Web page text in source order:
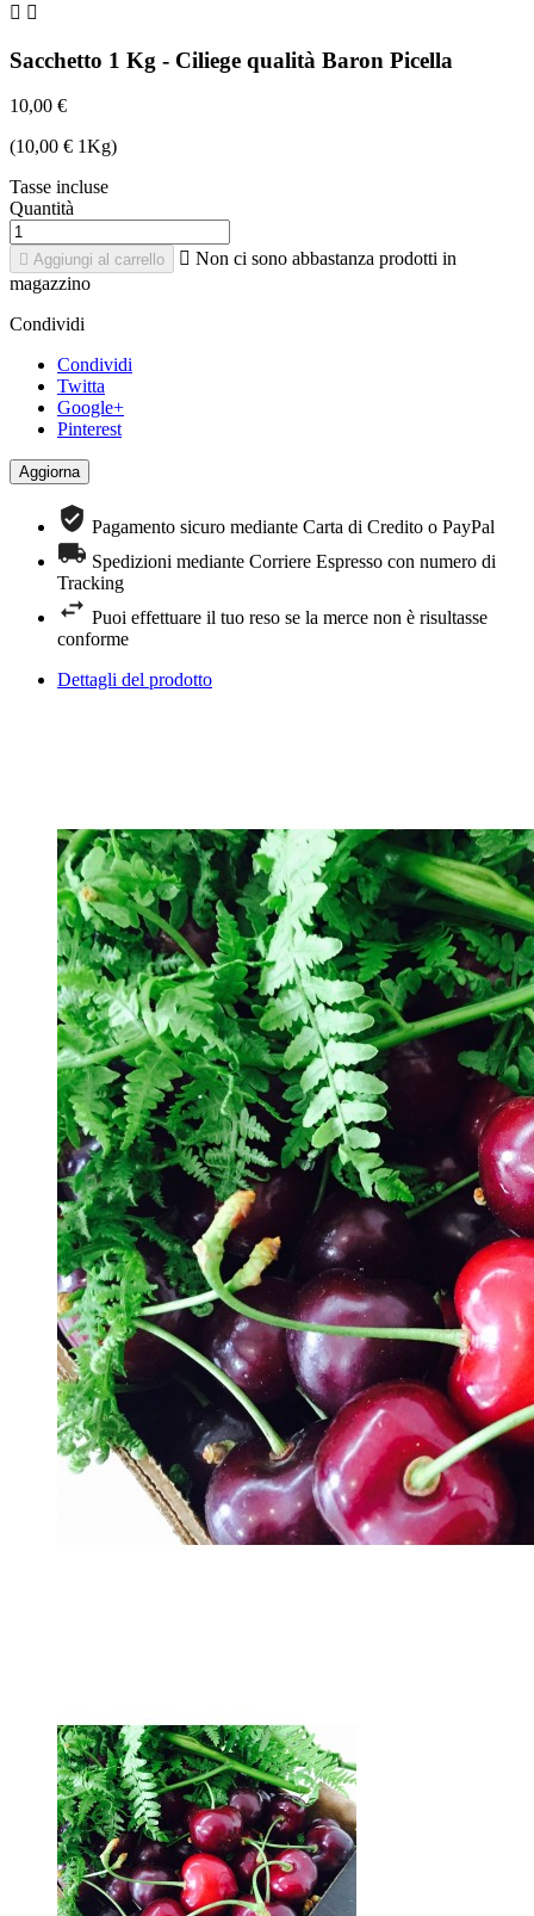
 
Sacchetto 1 Kg - Ciliege qualità Baron Picella
10,00 €
(10,00 € 1Kg)
Tasse incluse
Quantità
 Aggiungi al carrello  Non ci sono abbastanza prodotti in
magazzino
Condividi
Condividi
Twitta
Google+
Pinterest
Pagamento sicuro mediante Carta di Credito o PayPal
Spedizioni mediante Corriere Espresso con numero di
Tracking
Puoi effettuare il tuo reso se la merce non è risultasse
conforme
Dettagli del prodotto